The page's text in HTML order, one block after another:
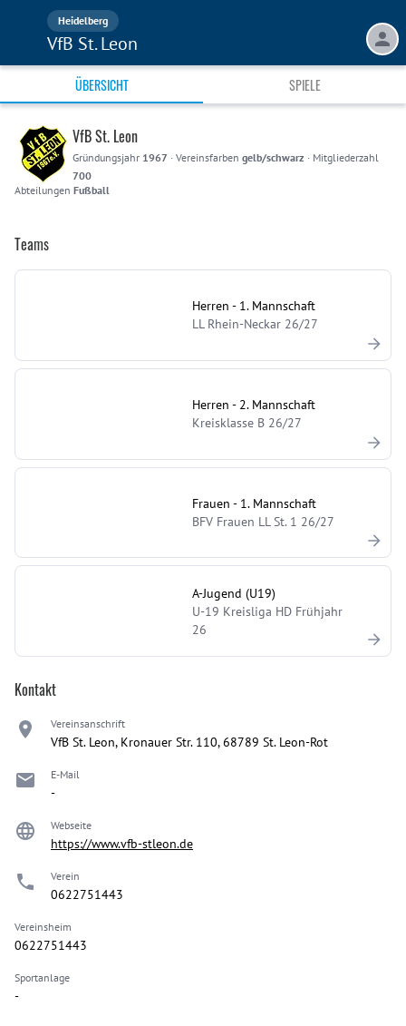
Heidelberg
VfB St. Leon
ÜBERSICHT SPIELE
VfB St. Leon
Gründungsjahr 1967 · Vereinsfarben gelb/schwarz · Mitgliederzahl
700
Abteilungen Fußball
Teams
Herren - 1. Mannschaft
LL Rhein-Neckar 26/27
Herren - 2. Mannschaft
Kreisklasse B 26/27
Frauen - 1. Mannschaft
BFV Frauen LL St. 1 26/27
A-Jugend (U19)
U-19 Kreisliga HD Frühjahr
26
Kontakt
Vereinsanschrift
VfB St. Leon, Kronauer Str. 110, 68789 St. Leon-Rot
E-Mail
-
Webseite
https://www.vfb-stleon.de
Verein
0622751443
Vereinsheim
0622751443
Sportanlage
-